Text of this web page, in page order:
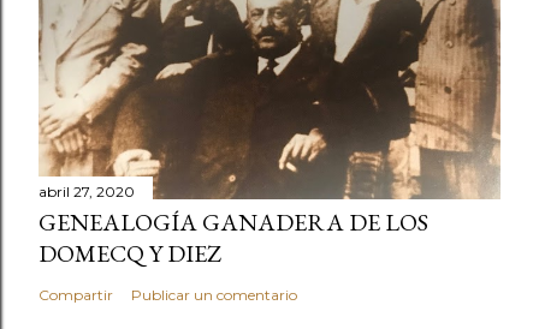
abril 27, 2020
GENEALOGÍA GANADERA DE LOS
DOMECQ Y DIEZ
Compartir Publicar un comentario